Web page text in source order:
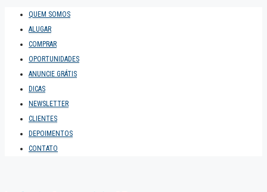
QUEM SOMOS
ALUGAR
COMPRAR
OPORTUNIDADES
ANUNCIE GRÁTIS
DICAS
NEWSLETTER
CLIENTES
DEPOIMENTOS
CONTATO